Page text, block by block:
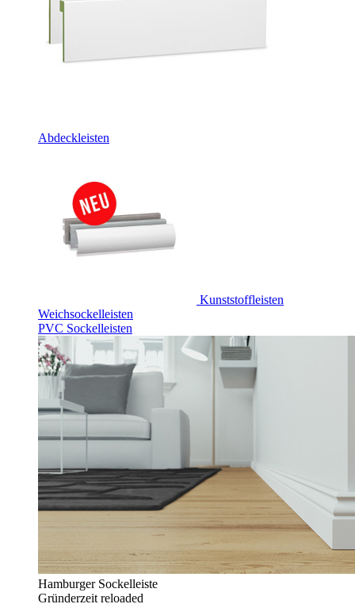
Abdeckleisten
Kunststoffleisten
Weichsockelleisten
PVC Sockelleisten
Hamburger Sockelleiste
Gründerzeit reloaded